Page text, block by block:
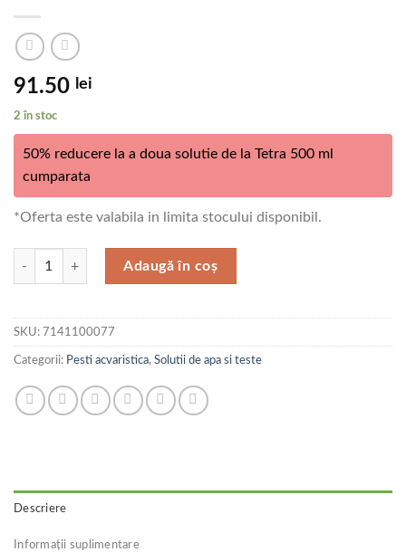
91.50 lei
2 în stoc
50% reducere la a doua solutie de la Tetra 500 ml
cumparata
*Oferta este valabila in limita stocului disponibil.
Cantitate Tetra Blackwater 500 ml
Adaugă în coș
SKU: 7141100077
Categorii: Pesti acvaristica, Solutii de apa si teste
Descriere
Informații suplimentare